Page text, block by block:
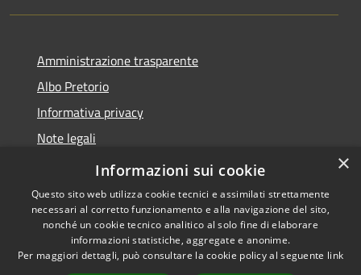
Amministrazione trasparente
Albo Pretorio
Informativa privacy
Note legali
Dichiarazione di accessibilità
Accessibilità
Copyright © 2026 • Comune di
Amato • Powered by
×
Informazioni sui cookie
Questo sito web utilizza cookie tecnici e assimilati strettamente
necessari al corretto funzionamento e alla navigazione del sito,
nonché un cookie tecnico analitico al solo fine di elaborare
informazioni statistiche, aggregate e anonime.
Per maggiori dettagli, può consultare la cookie policy al seguente link